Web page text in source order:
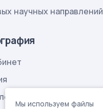
научных направлений
пароля
Мы используем файлы